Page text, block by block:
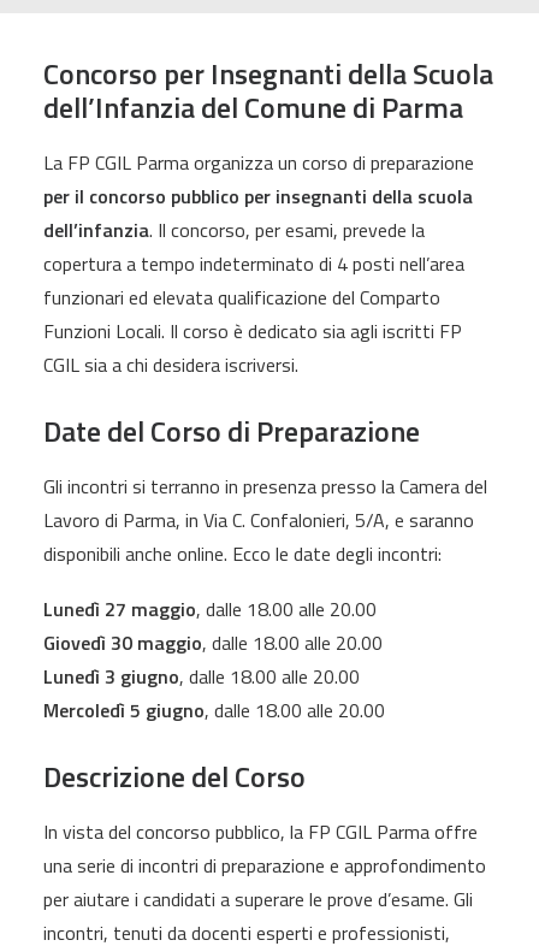
Concorso per Insegnanti della Scuola
dell’Infanzia del Comune di Parma
La FP CGIL Parma organizza un corso di preparazione
per il concorso pubblico per insegnanti della scuola
dell’infanzia. Il concorso, per esami, prevede la
copertura a tempo indeterminato di 4 posti nell’area
funzionari ed elevata qualificazione del Comparto
Funzioni Locali. Il corso è dedicato sia agli iscritti FP
CGIL sia a chi desidera iscriversi.
Date del Corso di Preparazione
Gli incontri si terranno in presenza presso la Camera del
Lavoro di Parma, in Via C. Confalonieri, 5/A, e saranno
disponibili anche online. Ecco le date degli incontri:
Lunedì 27 maggio, dalle 18.00 alle 20.00
Giovedì 30 maggio, dalle 18.00 alle 20.00
Lunedì 3 giugno, dalle 18.00 alle 20.00
Mercoledì 5 giugno, dalle 18.00 alle 20.00
Descrizione del Corso
In vista del concorso pubblico, la FP CGIL Parma offre
una serie di incontri di preparazione e approfondimento
per aiutare i candidati a superare le prove d’esame. Gli
incontri, tenuti da docenti esperti e professionisti,